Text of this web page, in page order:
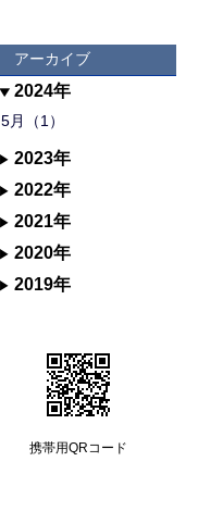
アーカイブ
2024年
5月（1）
2023年
2022年
2021年
2020年
2019年
携帯用QRコード